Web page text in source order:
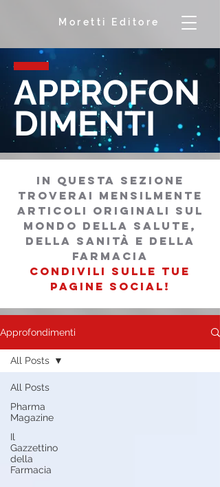
Moretti Editore
APPROFON
DIMENTI
in questa sezione
troverai mensilmente
articoli originali sul
mondo della salutE,
della sanità e della
farmacia
condivili sulle tue
pagine social!
Approfondimenti
All Posts
Pharma
Magazine
Il
Gazzettino
della
Farmacia
All Posts